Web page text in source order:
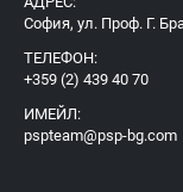
София, ул. Проф. Г.
ТЕЛЕФОН:
+359 (2) 439 40 70
ИМЕЙЛ:
pspteam@psp-bg.com